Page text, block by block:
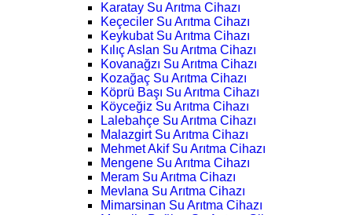
Karatay Su Arıtma Cihazı
Keçeciler Su Arıtma Cihazı
Keykubat Su Arıtma Cihazı
Kılıç Aslan Su Arıtma Cihazı
Kovanağzı Su Arıtma Cihazı
Kozağaç Su Arıtma Cihazı
Köprü Başı Su Arıtma Cihazı
Köyceğiz Su Arıtma Cihazı
Lalebahçe Su Arıtma Cihazı
Malazgirt Su Arıtma Cihazı
Mehmet Akif Su Arıtma Cihazı
Mengene Su Arıtma Cihazı
Meram Su Arıtma Cihazı
Mevlana Su Arıtma Cihazı
Mimarsinan Su Arıtma Cihazı